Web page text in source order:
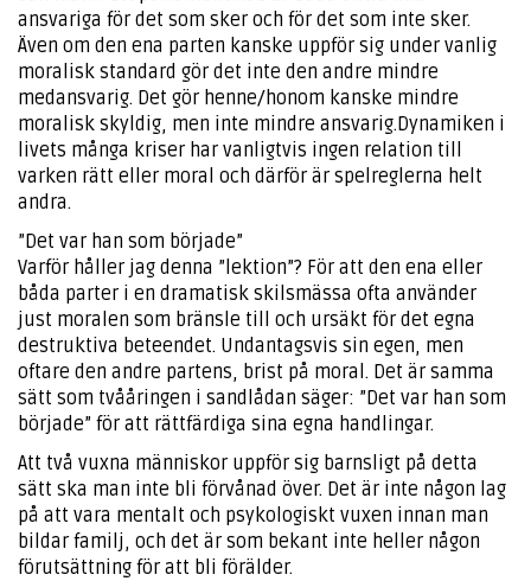
ansvariga för det som sker och för det som inte sker.
Även om den ena parten kanske uppför sig under vanlig
moralisk standard gör det inte den andre mindre
medansvarig. Det gör henne/honom kanske mindre
moralisk skyldig, men inte mindre ansvarig.Dynamiken i
livets många kriser har vanligtvis ingen relation till
varken rätt eller moral och därför är spelreglerna helt
andra.
”Det var han som började”
Varför håller jag denna ”lektion”? För att den ena eller
båda parter i en dramatisk skilsmässa ofta använder
just moralen som bränsle till och ursäkt för det egna
destruktiva beteendet. Undantagsvis sin egen, men
oftare den andre partens, brist på moral. Det är samma
sätt som tvååringen i sandlådan säger: ”Det var han som
började” för att rättfärdiga sina egna handlingar.
Att två vuxna människor uppför sig barnsligt på detta
sätt ska man inte bli förvånad över. Det är inte någon lag
på att vara mentalt och psykologiskt vuxen innan man
bildar familj, och det är som bekant inte heller någon
förutsättning för att bli förälder.